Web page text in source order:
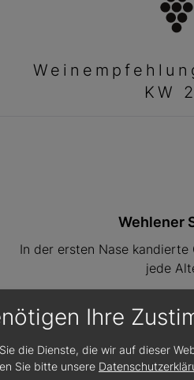
KW
Wehlener
In der ersten Nase
jede
Rebsorte
Riesling
Ihre
die Dienste, die wir auf dieser
Sie bitte unsere